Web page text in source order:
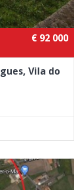
€ 92 000
Vila do